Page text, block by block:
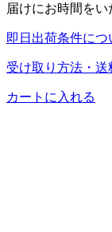
届けにお時間をい
即日出荷条件につ
受け取り方法・送
カートに入れる